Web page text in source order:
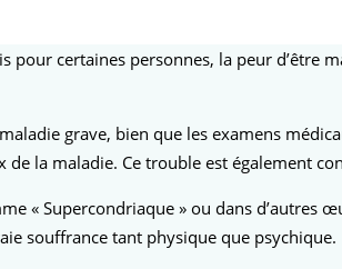
pour certaines personnes, la peur d’être
grave, bien que les examens
la maladie. Ce trouble est également
« Supercondriaque » ou dans d’autres
souffrance tant physique que psychique.